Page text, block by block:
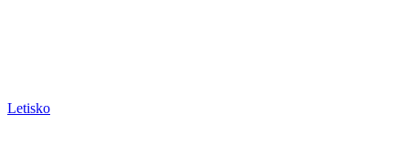
Letisko